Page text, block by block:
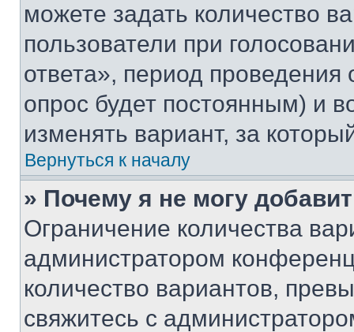
можете задать количество
пользователи при
ответа», период проведения
опрос будет постоянным) и
изменять вариант, за
Вернуться к началу
» Почему я не могу
Ограничение количества
администратором
количество вариантов,
свяжитесь с